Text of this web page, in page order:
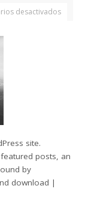
desactivados
site.
posts, an
by
download |